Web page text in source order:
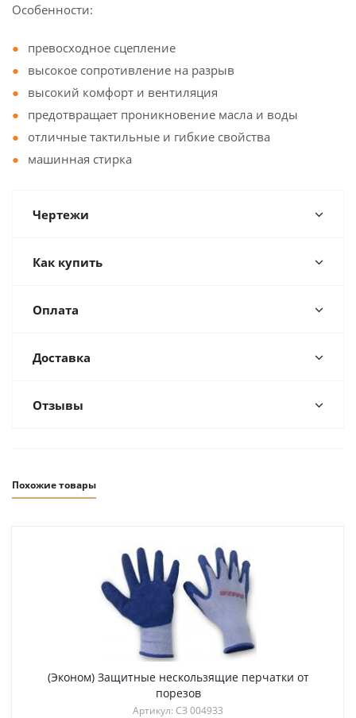
Особенности:
превосходное сцепление
высокое сопротивление на разрыв
высокий комфорт и вентиляция
предотвращает проникновение масла и воды
отличные тактильные и гибкие свойства
машинная стирка
Чертежи
Как купить
Оплата
Доставка
Отзывы
Похожие товары
(Эконом) Защитные нескользящие перчатки от
порезов
Артикул: СЗ 004933